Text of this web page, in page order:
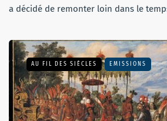
a décidé de remonter loin dans le
AU FIL DES SIÈCLES EMISSIONS